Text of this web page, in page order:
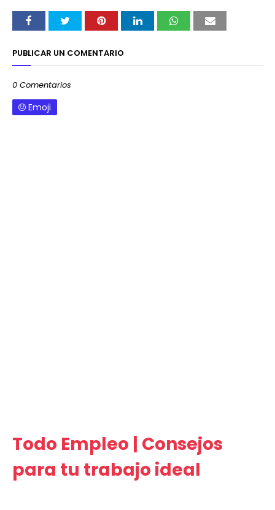
PUBLICAR UN COMENTARIO
0 Comentarios
Emoji
Todo Empleo | Consejos
para tu trabajo ideal